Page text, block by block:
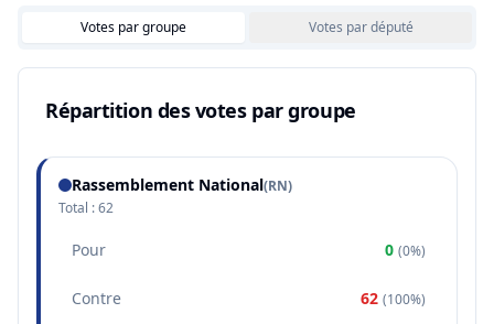
Votes par groupe Votes par député
Répartition des votes par groupe
Rassemblement National(RN)
Total :62
Pour 0 (0%)
Contre 62 (100%)